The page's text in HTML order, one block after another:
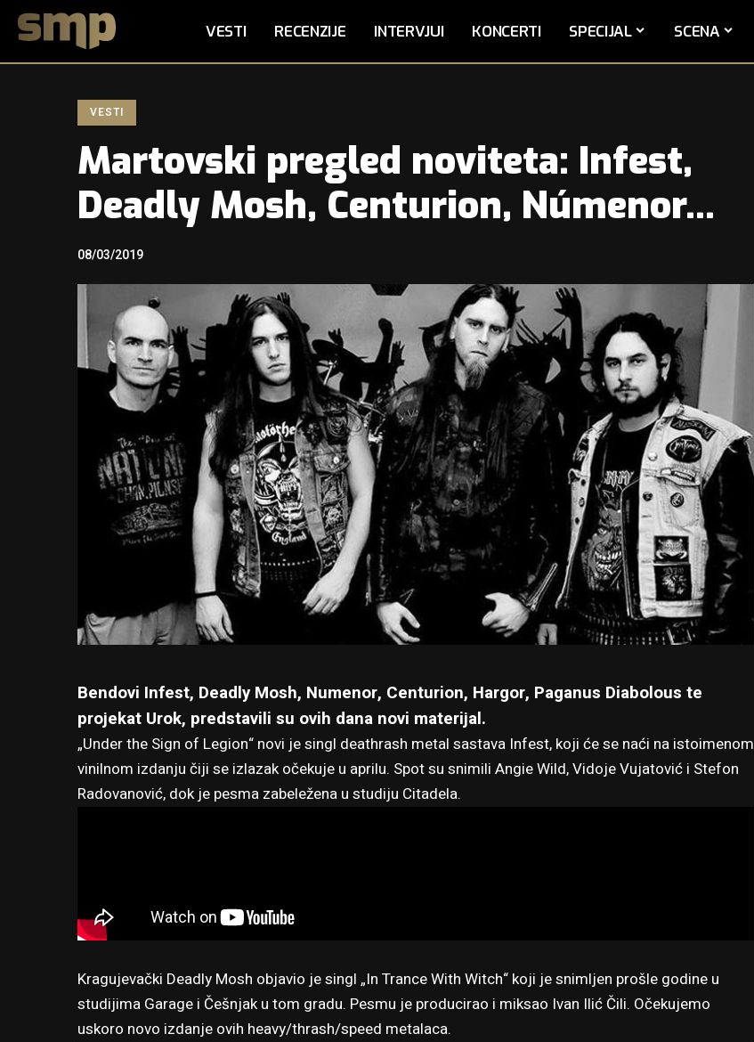
VESTI RECENZIJE INTERVJUI KONCERTI SPECIJAL SCENA
VESTI
Martovski pregled noviteta: Infest,
Deadly Mosh, Centurion, Númenor…
08/03/2019
Bendovi Infest, Deadly Mosh, Numenor, Centurion, Hargor, Paganus Diabolous te
projekat Urok, predstavili su ovih dana novi materijal.
„Under the Sign of Legion“ novi je singl deathrash metal sastava Infest, koji će se naći na istoimenom
vinilnom izdanju čiji se izlazak očekuje u aprilu. Spot su snimili Angie Wild, Vidoje Vujatović i Stefon
Radovanović, dok je pesma zabeležena u studiju Citadela.
Kragujevački Deadly Mosh objavio je singl „In Trance With Witch“ koji je snimljen prošle godine u
studijima Garage i Češnjak u tom gradu. Pesmu je producirao i miksao Ivan Ilić Čili. Očekujemo
uskoro novo izdanje ovih heavy/thrash/speed metalaca.